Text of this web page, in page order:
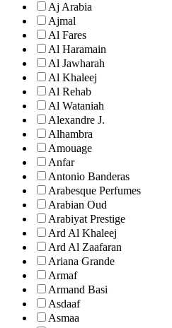
Aj Arabia
Ajmal
Al Fares
Al Haramain
Al Jawharah
Al Khaleej
Al Rehab
Al Wataniah
Alexandre J.
Alhambra
Amouage
Anfar
Antonio Banderas
Arabesque Perfumes
Arabian Oud
Arabiyat Prestige
Ard Al Khaleej
Ard Al Zaafaran
Ariana Grande
Armaf
Armand Basi
Asdaaf
Asmaa